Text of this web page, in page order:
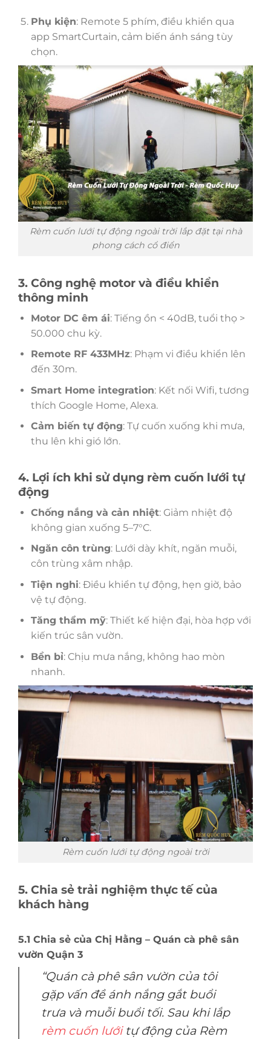
Phụ kiện: Remote 5 phím, điều khiển qua
app SmartCurtain, cảm biến ánh sáng tùy
chọn.
Rèm cuốn lưới tự động ngoài trời lắp đặt tại nhà
phong cách cổ điển
3. Công nghệ motor và điều khiển
thông minh
Motor DC êm ái: Tiếng ồn < 40dB, tuổi thọ >
50.000 chu kỳ.
Remote RF 433MHz: Phạm vi điều khiển lên
đến 30m.
Smart Home integration: Kết nối Wifi, tương
thích Google Home, Alexa.
Cảm biến tự động: Tự cuốn xuống khi mưa,
thu lên khi gió lớn.
4. Lợi ích khi sử dụng rèm cuốn lưới tự
động
Chống nắng và cản nhiệt: Giảm nhiệt độ
không gian xuống 5–7°C.
Ngăn côn trùng: Lưới dày khít, ngăn muỗi,
côn trùng xâm nhập.
Tiện nghi: Điều khiển tự động, hẹn giờ, bảo
vệ tự động.
Tăng thẩm mỹ: Thiết kế hiện đại, hòa hợp với
kiến trúc sân vườn.
Bền bỉ: Chịu mưa nắng, không hao mòn
nhanh.
Rèm cuốn lưới tự động ngoài trời
5. Chia sẻ trải nghiệm thực tế của
khách hàng
5.1 Chia sẻ của Chị Hằng – Quán cà phê sân
vườn Quận 3
“Quán cà phê sân vườn của tôi
gặp vấn đề ánh nắng gắt buổi
trưa và muỗi buổi tối. Sau khi lắp
rèm cuốn lướitự động của Rèm